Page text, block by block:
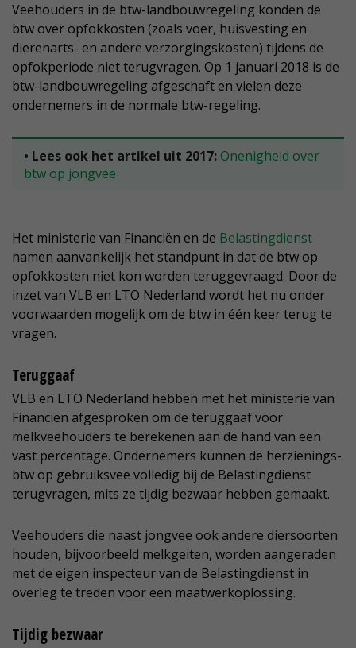
Veehouders in de btw-landbouwregeling konden de
btw over opfokkosten (zoals voer, huisvesting en
dierenarts- en andere verzorgingskosten) tijdens de
opfokperiode niet terugvragen. Op 1 januari 2018 is de
btw-landbouwregeling afgeschaft en vielen deze
ondernemers in de normale btw-regeling.
• Lees ook het artikel uit 2017: Onenigheid over
btw op jongvee
Het ministerie van Financiën en de Belastingdienst
namen aanvankelijk het standpunt in dat de btw op
opfokkosten niet kon worden teruggevraagd. Door de
inzet van VLB en LTO Nederland wordt het nu onder
voorwaarden mogelijk om de btw in één keer terug te
vragen.
Teruggaaf
VLB en LTO Nederland hebben met het ministerie van
Financiën afgesproken om de teruggaaf voor
melkveehouders te berekenen aan de hand van een
vast percentage. Ondernemers kunnen de herzienings-
btw op gebruiksvee volledig bij de Belastingdienst
terugvragen, mits ze tijdig bezwaar hebben gemaakt.
Veehouders die naast jongvee ook andere diersoorten
houden, bijvoorbeeld melkgeiten, worden aangeraden
met de eigen inspecteur van de Belastingdienst in
overleg te treden voor een maatwerkoplossing.
Tijdig bezwaar